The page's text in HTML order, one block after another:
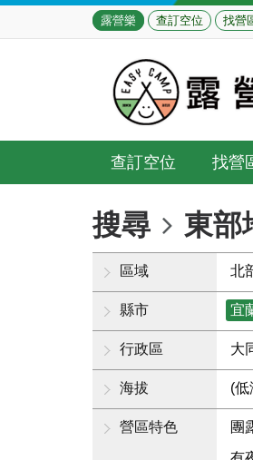
露營樂 查訂空位 找營
查訂空位 找營
搜尋 東部
區域 北
縣市 宜
行政區 大
海拔 (低
營區特色 團